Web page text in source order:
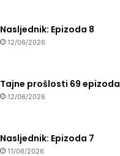
Nasljednik: Epizoda 8
12/06/2026
Tajne prošlosti 69 epizoda
12/06/2026
Nasljednik: Epizoda 7
11/06/2026